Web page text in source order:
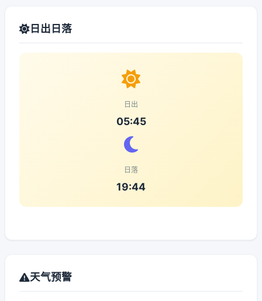
日出日落
日出
05:45
日落
19:44
天气预警